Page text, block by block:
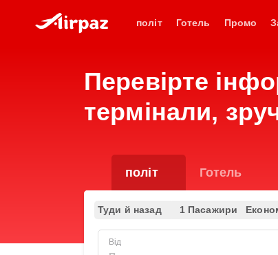
політ Готель Промо
Перевірте
термінали,
політ Готель
Туди й назад 1 Пасажири
Від